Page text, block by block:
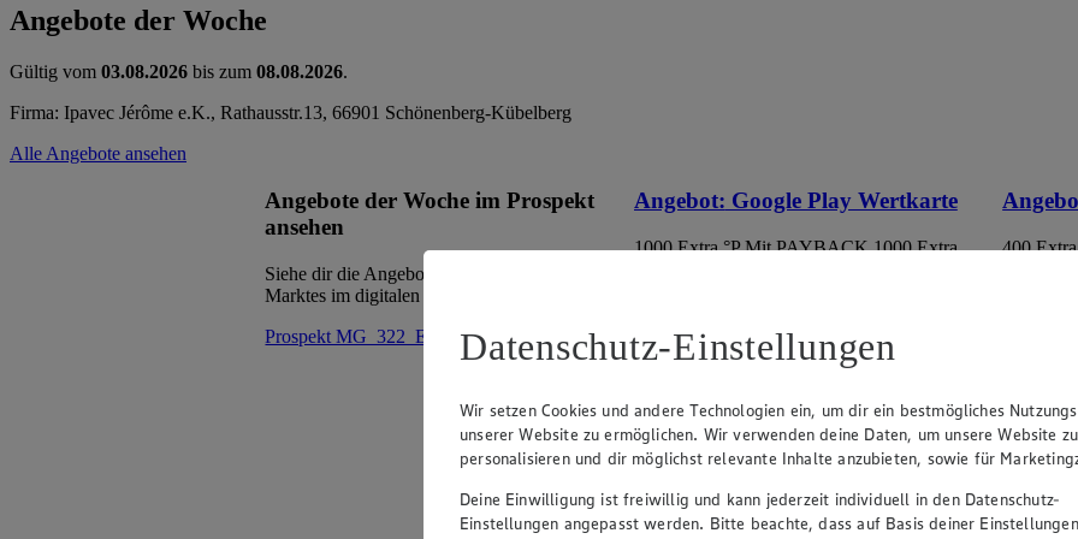
Angebote der Woche
Gültig vom 03.08.2026 bis zum 08.08.2026.
Firma: Ipavec Jérôme e.K., Rathausstr.13, 66901 Schönenberg-Kübelberg
Alle Angebote ansehen
Angebote der Woche im Prospekt
ansehen
Siehe dir die Angebote der Woche deines
Marktes im digitalen Blätterkatalog an.
Prospekt MG_322_ED im Browser
Ansehen
Angebot: Google Play Wertkarte
1000 Extra °P Mit PAYBACK 1000 Extra
• Nur in teilnehmenden Märkten erhältlich
400 Extra
• Nur in
Datenschutz-Einstellungen
Wir setzen Cookies und andere Technologien ein, um dir ein bestmögliches
unserer Website zu ermöglichen. Wir verwenden deine Daten, um unsere Website zu
personalisieren und dir möglichst relevante Inhalte anzubieten, sowie für
Deine Einwilligung ist freiwillig und kann jederzeit individuell in den Datenschutz-
Einstellungen angepasst werden. Bitte beachte, dass auf Basis deiner